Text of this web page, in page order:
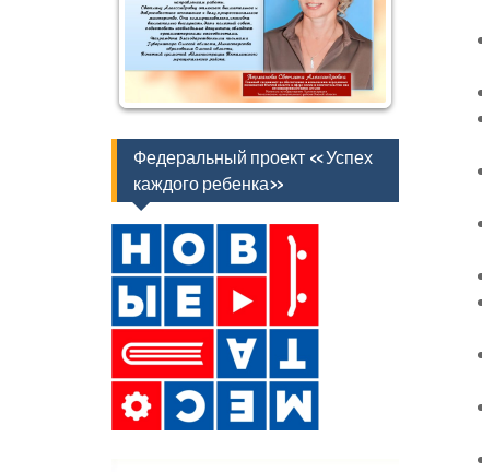
Федеральный проект «Успех
каждого ребенка»